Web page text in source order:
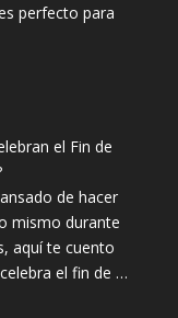
perfecto para
el Fin de
de hacer
mismo durante
aquí te cuento
el fin de …